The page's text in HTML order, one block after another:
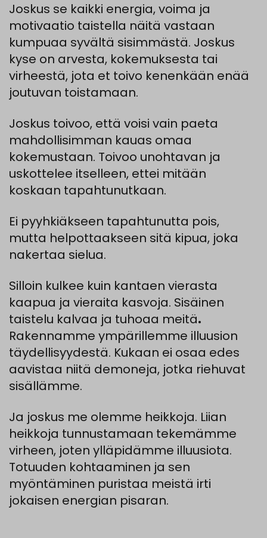
Joskus se kaikki energia,voima ja
motivaatio taistella näitä vastaan
kumpuaa syvältä sisimmästä. Joskus
kyse on arvesta, kokemuksesta tai
virheestä, jota et toivo kenenkään enää
joutuvan toistamaan.
Joskus toivoo, että voisi vain paeta
mahdollisimman kauas omaa
kokemustaan. Toivoo unohtavan ja
uskottelee itselleen, ettei mitään
koskaan tapahtunutkaan.
Ei pyyhkiäkseen tapahtunutta pois,
mutta helpottaakseen sitä kipua, joka
nakertaa sielua.
Silloin kulkee kuin kantaen vierasta
kaapua ja vieraita kasvoja. Sisäinen
taistelu kalvaa ja tuhoaa meitä.
Rakennamme ympärillemme illuusion
täydellisyydestä. Kukaan ei osaa edes
aavistaa niitä demoneja, jotka riehuvat
sisällämme.
Ja joskus me olemme heikkoja. Liian
heikkoja tunnustamaan tekemämme
virheen, joten ylläpidämme illuusiota.
Totuuden kohtaaminen ja sen
myöntäminen puristaa meistä irti
jokaisen energian pisaran.